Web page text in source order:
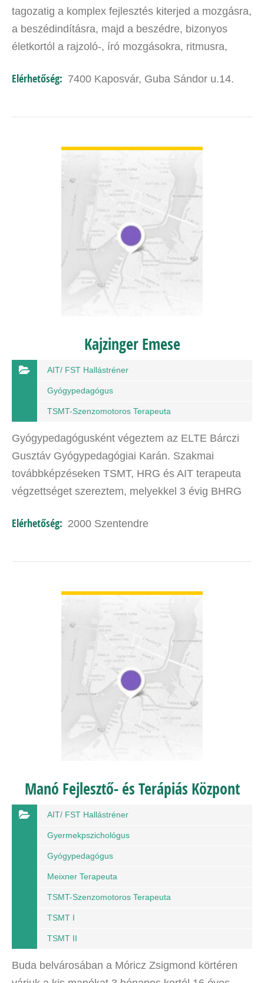
tagozatig a komplex fejlesztés kiterjed a mozgásra,
a beszédindításra, majd a beszédre, bizonyos
életkortól a rajzoló-, író mozgásokra, ritmusra,
hiperaktivitás…
Elérhetőség: 7400 Kaposvár, Guba Sándor u.14.
Kajzinger Emese
AIT/ FST Hallástréner
Gyógypedagógus
TSMT-Szenzomotoros Terapeuta
Gyógypedagógusként végeztem az ELTE Bárczi
Gusztáv Gyógypedagógiai Karán. Szakmai
továbbképzéseken TSMT, HRG és AIT terapeuta
végzettséget szereztem, melyekkel 3 évig BHRG
munkámat a korai fejlesztés…
Elérhetőség: 2000 Szentendre
Manó Fejlesztő- és Terápiás Központ
AIT/ FST Hallástréner
Gyermekpszichológus
Gyógypedagógus
Meixner Terapeuta
TSMT-Szenzomotoros Terapeuta
TSMT I
TSMT II
Buda belvárosában a Móricz Zsigmond körtéren